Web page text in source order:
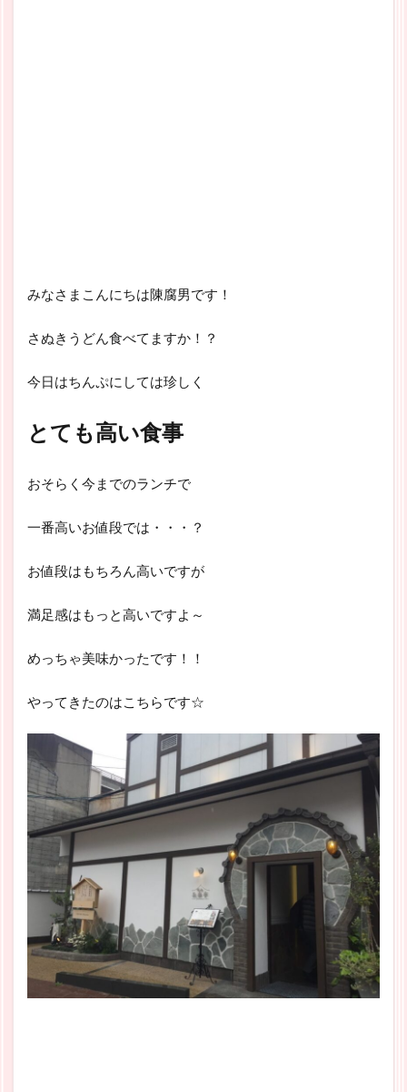
みなさまこんにちは陳腐男です！
さぬきうどん食べてますか！？
今日はちんぷにしては珍しく
とても高い食事
おそらく今までのランチで
一番高いお値段では・・・？
お値段はもちろん高いですが
満足感はもっと高いですよ～
めっちゃ美味かったです！！
やってきたのはこちらです☆